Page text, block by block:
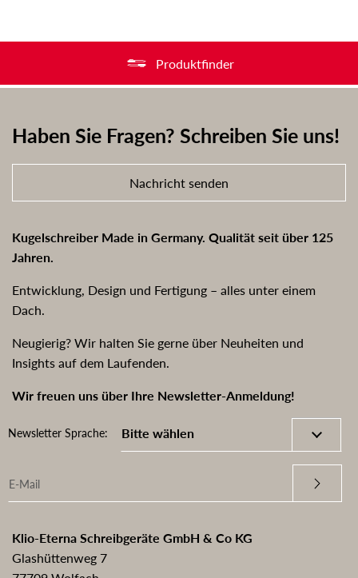
Produktfinder
Haben Sie Fragen? Schreiben Sie uns!
Nachricht senden
Kugelschreiber Made in Germany. Qualität seit über 125
Jahren.
Entwicklung, Design und Fertigung – alles unter einem
Dach.
Neugierig? Wir halten Sie gerne über Neuheiten und
Insights auf dem Laufenden.
Wir freuen uns über Ihre Newsletter-Anmeldung!
Newsletter Sprache:
Klio-Eterna Schreibgeräte GmbH & Co KG
Glashüttenweg 7